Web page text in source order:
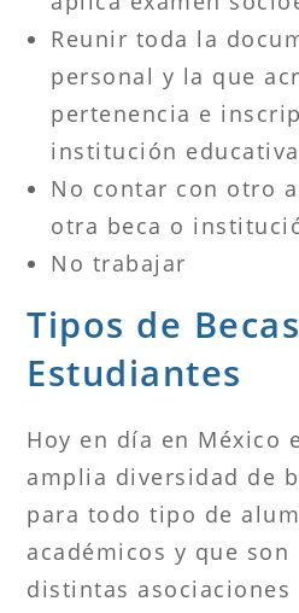
Reunir toda la
personal y la que
pertenencia e
institución educativa
No contar con otro
otra beca o
No trabajar
Tipos de
Estudiantes
Hoy en día en México
amplia diversidad de
para todo tipo de
académicos y que
distintas asociaciones